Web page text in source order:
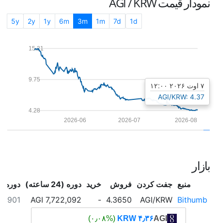
1d
7d
1m
3m
6m
1y
2y
5y
4.28
9.75
15.21
2026-08
2026-07
2026-06
۷ اوت ۲۰۲۶ ۱۲:۰۰
AGI/KRW: 4.37
بازار
منبع جفت کردن فروش خرید دوره (24 ساعته)
دوره (24 ساعته) USD
Bithumb
AGI/KRW
4.3650
-
7,722,092 AGI
AGI۴٫۳۶ KRW (۰٫۰۸%)